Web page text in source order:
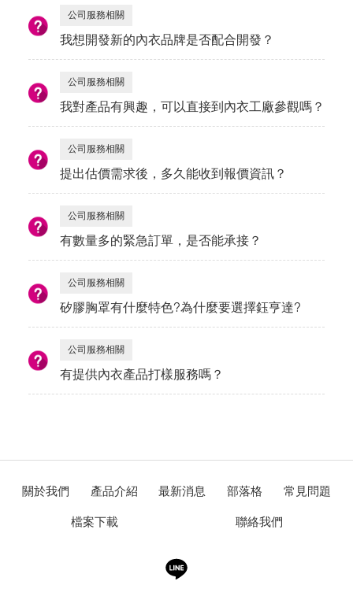
公司服務相關
我想開發新的內衣品牌是否配合開發？
公司服務相關
我對產品有興趣，可以直接到內衣工廠參觀嗎？
公司服務相關
提出估價需求後，多久能收到報價資訊？
公司服務相關
有數量多的緊急訂單，是否能承接？
公司服務相關
矽膠胸罩有什麼特色?為什麼要選擇鈺亨達?
公司服務相關
有提供內衣產品打樣服務嗎？
關於我們 產品介紹 最新消息 部落格 常見問題
檔案下載 聯絡我們